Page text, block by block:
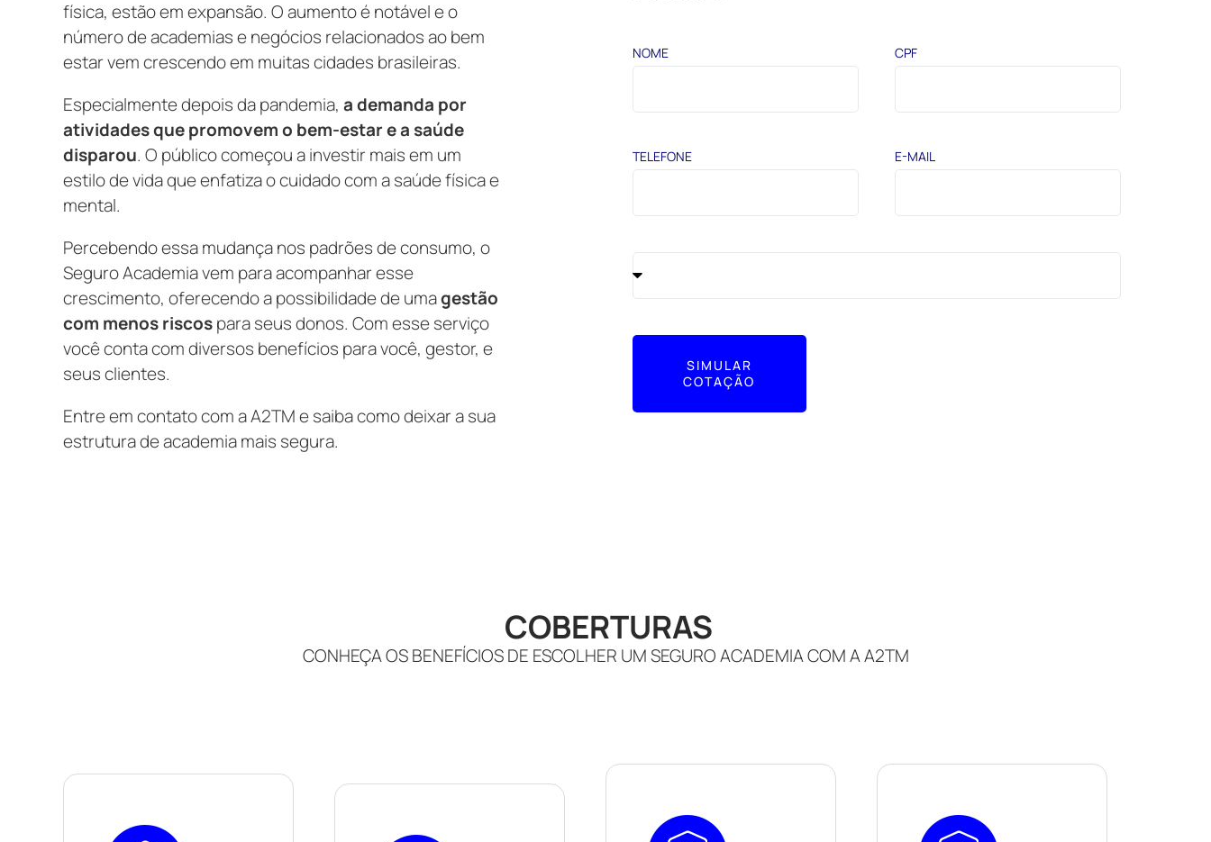
física, estão em expansão. O aumento é notável e o
número de academias e negócios relacionados ao bem
estar vem crescendo em muitas cidades brasileiras.
Especialmente depois da pandemia, a demanda por
atividades que promovem o bem-estar e a saúde
disparou. O público começou a investir mais em um
estilo de vida que enfatiza o cuidado com a saúde física e
mental.
Percebendo essa mudança nos padrões de consumo, o
Seguro Academia vem para acompanhar esse
crescimento, oferecendo a possibilidade de umagestão
com menos riscospara seus donos. Com esse serviço
você conta com diversos benefícios para você, gestor, e
seus clientes.
Entre em contato com a A2TM e saiba como deixar a sua
estrutura de academia mais segura.
NOME CPF
TELEFONE E-MAIL
SIMULAR
COTAÇÃO
COBERTURAS
CONHEÇA OS BENEFÍCIOS DE ESCOLHER UM SEGURO ACADEMIA COM A A2TM